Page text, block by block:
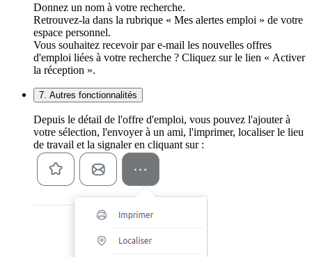
Donnez un nom à votre recherche.
Retrouvez-la dans la rubrique « Mes alertes emploi » de votre
espace personnel.
Vous souhaitez recevoir par e-mail les nouvelles offres
d'emploi liées à votre recherche ? Cliquez sur le lien « Activer
la réception ».
7. Autres fonctionnalités
Depuis le détail de l'offre d'emploi, vous pouvez l'ajouter à
votre sélection, l'envoyer à un ami, l'imprimer, localiser le lieu
de travail et la signaler en cliquant sur :